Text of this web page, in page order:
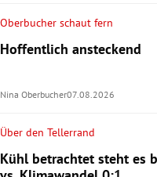
Oberbucher schaut fern
Hoffentlich ansteckend
Nina Oberbucher07.08.2026
Über den Tellerrand
Kühl betrachtet steht es